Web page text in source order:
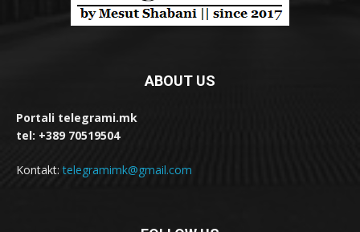
ABOUT US
Portali telegrami.mk
tel: +389 70519504
Kontakt:telegramimk@gmail.com